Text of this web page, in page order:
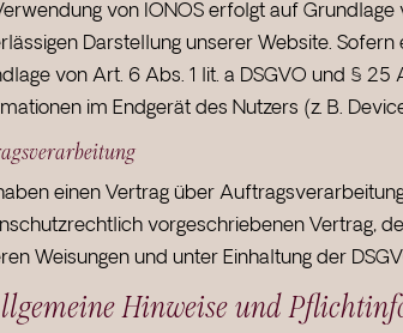
von IONOS erfolgt auf
Darstellung unserer Website.
von Art. 6 Abs. 1 lit. a DSGVO und §
im Endgerät des Nutzers (z. B.
einen Vertrag über
vorgeschriebenen Vertrag,
Weisungen und unter Einhaltung der
Hinweise und